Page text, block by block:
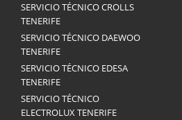
SERVICIO TÉCNICO CROLLS
TENERIFE
SERVICIO TÉCNICO DAEWOO
TENERIFE
SERVICIO TÉCNICO EDESA
TENERIFE
SERVICIO TÉCNICO
ELECTROLUX TENERIFE